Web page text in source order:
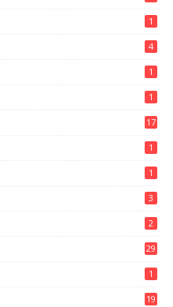
1
4
1
1
17
1
1
3
2
29
1
19